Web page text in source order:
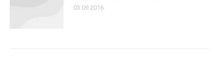
03.09.2016